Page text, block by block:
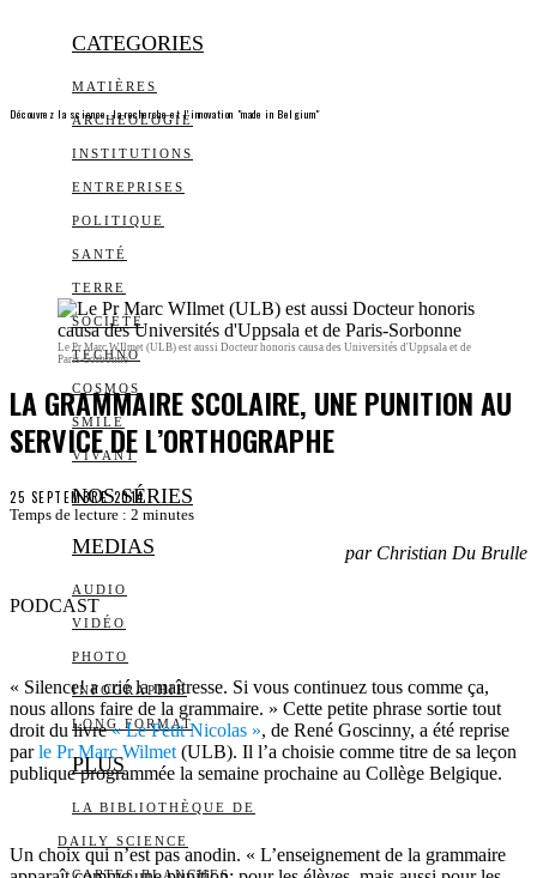
CATEGORIES
MATIÈRES
ARCHEOLOGIE
INSTITUTIONS
ENTREPRISES
POLITIQUE
SANTÉ
TERRE
SOCIÉTÉ
TECHNO
COSMOS
SMILE
VIVANT
NOS SÉRIES
MEDIAS
AUDIO
VIDÉO
PHOTO
INFOGRAPHIE
LONG FORMAT
PLUS
LA BIBLIOTHÈQUE DE
DAILY SCIENCE
CARTES BLANCHES
Découvrez la science, la recherche et l’innovation "made in Belgium"
Le Pr Marc WIlmet (ULB) est aussi Docteur honoris causa des Universités d'Uppsala et de
Paris-Sorbonne
LA GRAMMAIRE SCOLAIRE, UNE PUNITION AU
SERVICE DE L’ORTHOGRAPHE
25 SEPTEMBRE 2014
Temps de lecture : 2 minutes
par Christian Du Brulle
PODCAST
« Silence! a crié la maîtresse. Si vous continuez tous comme ça,
nous allons faire de la grammaire. » Cette petite phrase sortie tout
droit du livre« Le Petit Nicolas », de René Goscinny, a été reprise
parle Pr Marc Wilmet (ULB). Il l’a choisie comme titre de sa leçon
publique programmée la semaine prochaine au Collège Belgique.
Un choix qui n’est pas anodin. « L’enseignement de la grammaire